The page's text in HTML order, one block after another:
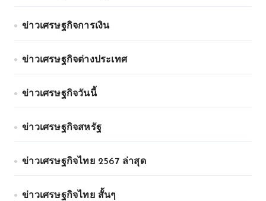
ข่าวเศรษฐกิจการเงิน
ข่าวเศรษฐกิจต่างประเทศ
ข่าวเศรษฐกิจวันนี้
ข่าวเศรษฐกิจสหรัฐ
ข่าวเศรษฐกิจไทย 2567 ล่าสุด
ข่าวเศรษฐกิจไทย สั้นๆ